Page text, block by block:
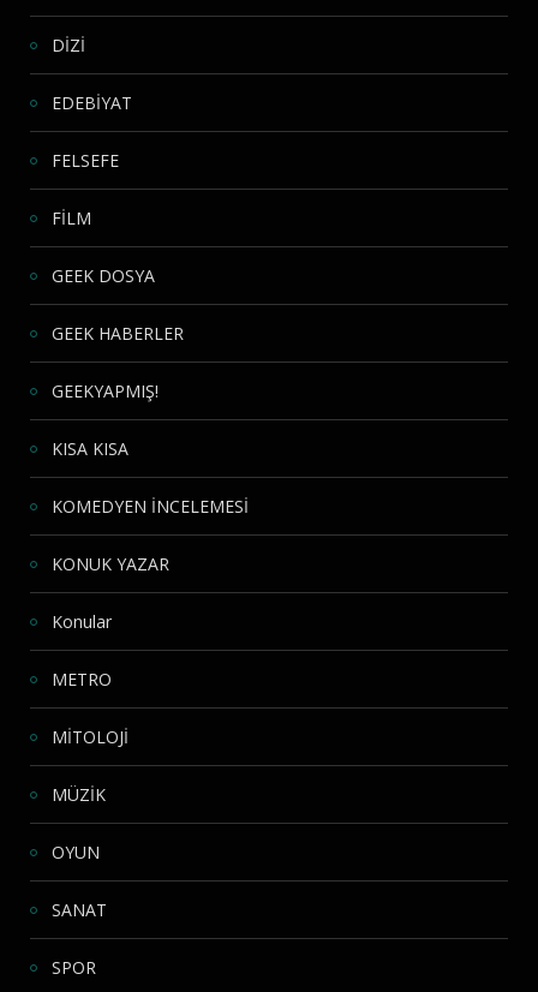
DİZİ
EDEBİYAT
FELSEFE
FİLM
GEEK DOSYA
GEEK HABERLER
GEEKYAPMIŞ!
KISA KISA
KOMEDYEN İNCELEMESİ
KONUK YAZAR
Konular
METRO
MİTOLOJİ
MÜZİK
OYUN
SANAT
SPOR